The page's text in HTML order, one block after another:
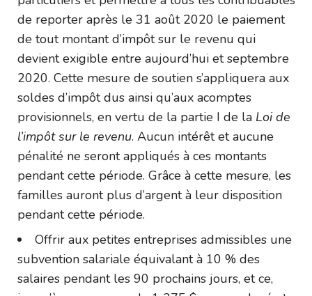
de reporter après le 31 août 2020 le paiement
de tout montant d’impôt sur le revenu qui
devient exigible entre aujourd’hui et septembre
2020. Cette mesure de soutien s’appliquera aux
soldes d’impôt dus ainsi qu’aux acomptes
provisionnels, en vertu de la partie I de la Loi de
l’impôt sur le revenu. Aucun intérêt et aucune
pénalité ne seront appliqués à ces montants
pendant cette période. Grâce à cette mesure, les
familles auront plus d’argent à leur disposition
pendant cette période.
Offrir aux petites entreprises admissibles une
subvention salariale équivalant à 10 % des
salaires pendant les 90 prochains jours, et ce,